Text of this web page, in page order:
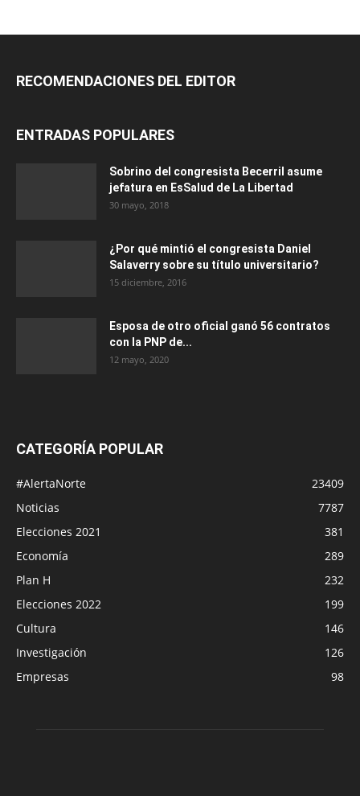
RECOMENDACIONES DEL EDITOR
ENTRADAS POPULARES
Sobrino del congresista Becerril asume
jefatura en EsSalud de La Libertad
30 mayo, 2018
¿Por qué mintió el congresista Daniel
Salaverry sobre su título universitario?
15 diciembre, 2016
Esposa de otro oficial ganó 56 contratos
con la PNP de...
12 mayo, 2020
CATEGORÍA POPULAR
#AlertaNorte
23409
Noticias
7787
Elecciones 2021
381
Economía
289
Plan H
232
Elecciones 2022
199
Cultura
146
Investigación
126
Empresas
98